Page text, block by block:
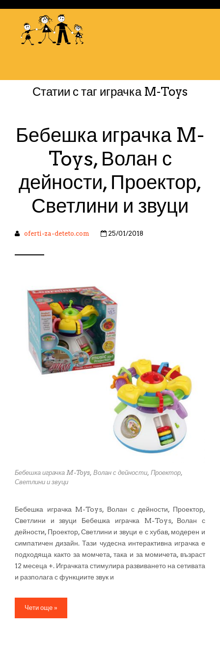
Статии с таг играчка M-Toys
Бебешка играчка M-
Toys, Волан с
дейности, Проектор,
Светлини и звуци
oferti-za-deteto.com 25/01/2018
Бебешка играчка M-Toys, Волан с дейности, Проектор,
Светлини и звуци
Бебешка играчка M-Toys, Волан с дейности, Проектор,
Светлини и звуци Бебешка играчка M-Toys, Волан с
дейности, Проектор, Светлини и звуци е с хубав, модерен и
симпатичен дизайн. Тази чудесна интерактивна играчка е
подходяща както за момчета, така и за момичета, възраст
12 месеца +. Играчката стимулира развиването на сетивата
и разполага с функциите звук и
Чети още »